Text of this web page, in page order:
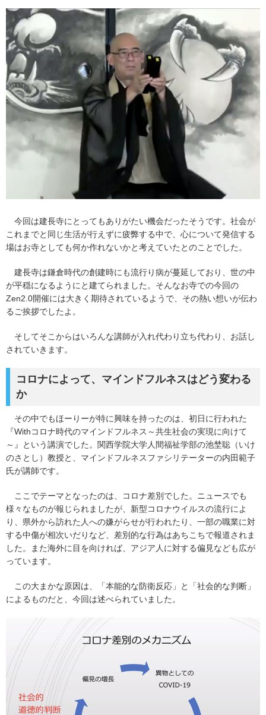
今回は建長寺にとってもありがたい機会だったそうです。社会が
これまでと同じ生活が行えずに疲弊する中で、心について発信する
場はお寺としても何か作れないかと考えていたとのことでした。
建長寺は鎌倉時代の創建時にも流行り病が蔓延しており、世の中
が平穏になるようにと建てられました。そんなお寺での今回の
Zen2.0開催には大きく期待されているようで、その熱い想いが伝わ
るご挨拶でしたよ。
そしてそこからはいろんな講師が入れ代わり立ち代わり、お話し
されていきます。
コロナによって、マインドフルネスはどう変わる
か
その中でもほーりーが特に興味を持ったのは、初日に行われた
『Withコロナ時代のマインドフルネス～共生社会の実現に向けて
～』という講演でした。関西学院大学人間福祉学部の池埜聡（いけ
のさとし）教授と、マインドフルネスファシリテーターの内田範子
氏が講師です。
ここでテーマとなったのは、コロナ差別でした。ニュースでも
様々なものが報じられましたが、新型コロナウイルスの流行によ
り、県外から訪れた人への嫌がらせが行われたり、一部の職業に対
する中傷が相次いだりなど、差別的な行為はあちこちで報道されま
した。また海外に目を向ければ、アジア人に対する偏見なども広が
っています。
この大まかな原因は、「本能的な防衛反応」と「社会的な判断」
によるものだと、今回は述べられていました。